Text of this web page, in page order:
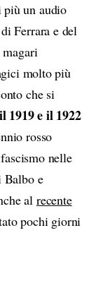
più un audio
Ferrara e del
molto più
che si
1919 e il 1922
rosso
nelle
Balbo e
al recente
pochi giorni